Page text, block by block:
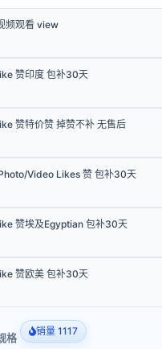
频观看 view
赞印度 包补30天
赞特价赞 掉赞不补 无售后
Video Likes 赞 包补30天
赞埃及Egyptian 包补30天
赞欧美 包补30天
格 销量 1117